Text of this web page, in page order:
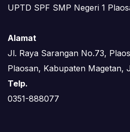
UPTD SPF SMP Negeri 1
Alamat
Jl. Raya Sarangan No.73,
Plaosan, Kabupaten Magetan,
Telp.
0351-888077